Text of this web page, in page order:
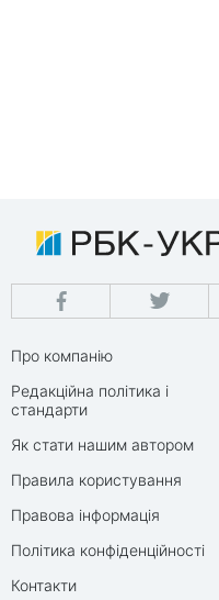
Про компанію
Редакційна політика і
стандарти
Як стати нашим автором
Правила користування
Правова інформація
Політика конфіденційності
Контакти